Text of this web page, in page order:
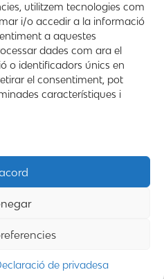
utilitzem tecnologies com
i/o accedir a la informació
a aquestes
dades com ara el
o identificadors únics en
el consentiment, pot
característiques i
de privadesa
Terrassa (OAT) ha iniciat
sobre els ajuts socials a la
de realitzar-los a
Dimarts 2 de juliol, va
al districte...
Contacte
Ignacio Barragan Lopez